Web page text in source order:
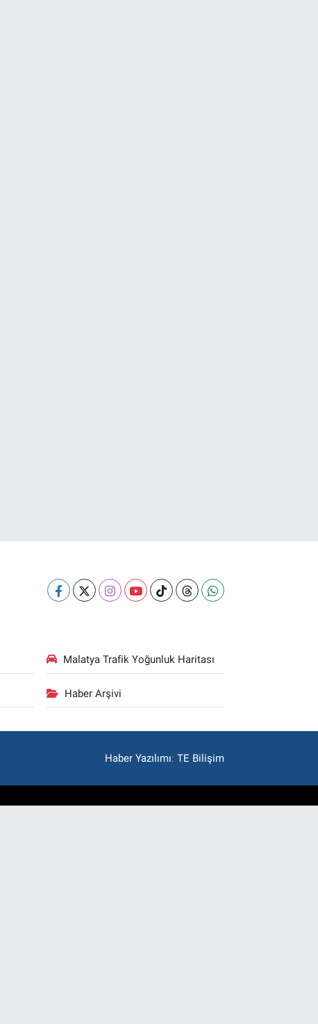
Malatya Trafik Yoğunluk Haritası
Haber Arşivi
Haber Yazılımı:TE Bilişim